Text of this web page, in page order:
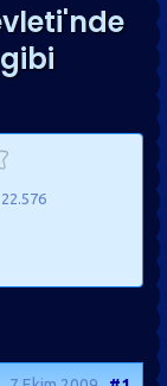
22.576